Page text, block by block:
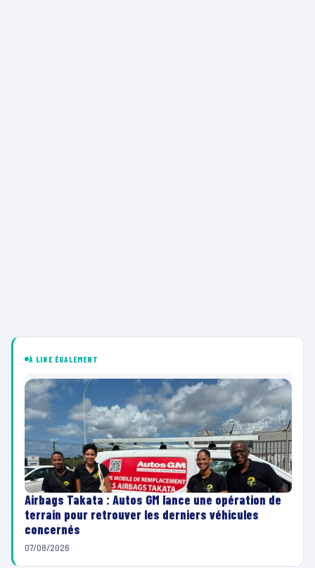
À LIRE ÉGALEMENT
Airbags Takata : Autos GM lance une opération de
terrain pour retrouver les derniers véhicules
concernés
07/08/2026